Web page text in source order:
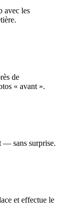
avec les
de
« avant ».
— sans surprise.
et effectue le